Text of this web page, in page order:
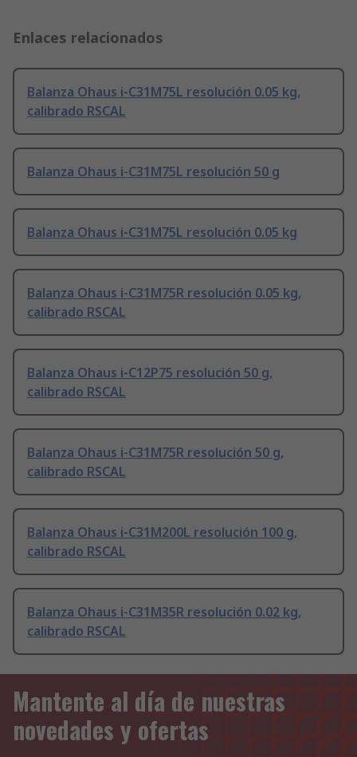
Enlaces relacionados
Balanza Ohaus i-C31M75L resolución 0.05 kg,
calibrado RSCAL
Balanza Ohaus i-C31M75L resolución 50 g
Balanza Ohaus i-C31M75L resolución 0.05 kg
Balanza Ohaus i-C31M75R resolución 0.05 kg,
calibrado RSCAL
Balanza Ohaus i-C12P75 resolución 50 g,
calibrado RSCAL
Balanza Ohaus i-C31M75R resolución 50 g,
calibrado RSCAL
Balanza Ohaus i-C31M200L resolución 100 g,
calibrado RSCAL
Balanza Ohaus i-C31M35R resolución 0.02 kg,
calibrado RSCAL
Mantente al día de nuestras
novedades y ofertas